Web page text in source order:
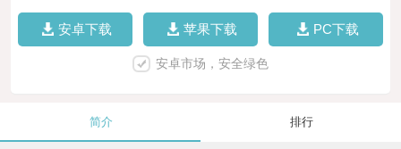
安卓下载 苹果下载 PC下载
安卓市场，安全绿色
简介 排行